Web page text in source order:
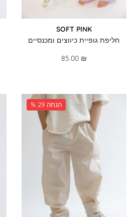
SOFT PINK
חליפת גופיית כיווצים ומכנסיים
85.00 ₪
% 29 הנחה